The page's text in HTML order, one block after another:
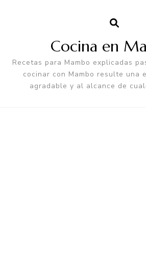
Cocina en
Recetas para Mambo explicadas
cocinar con Mambo resulte una
agradable y al alcance de